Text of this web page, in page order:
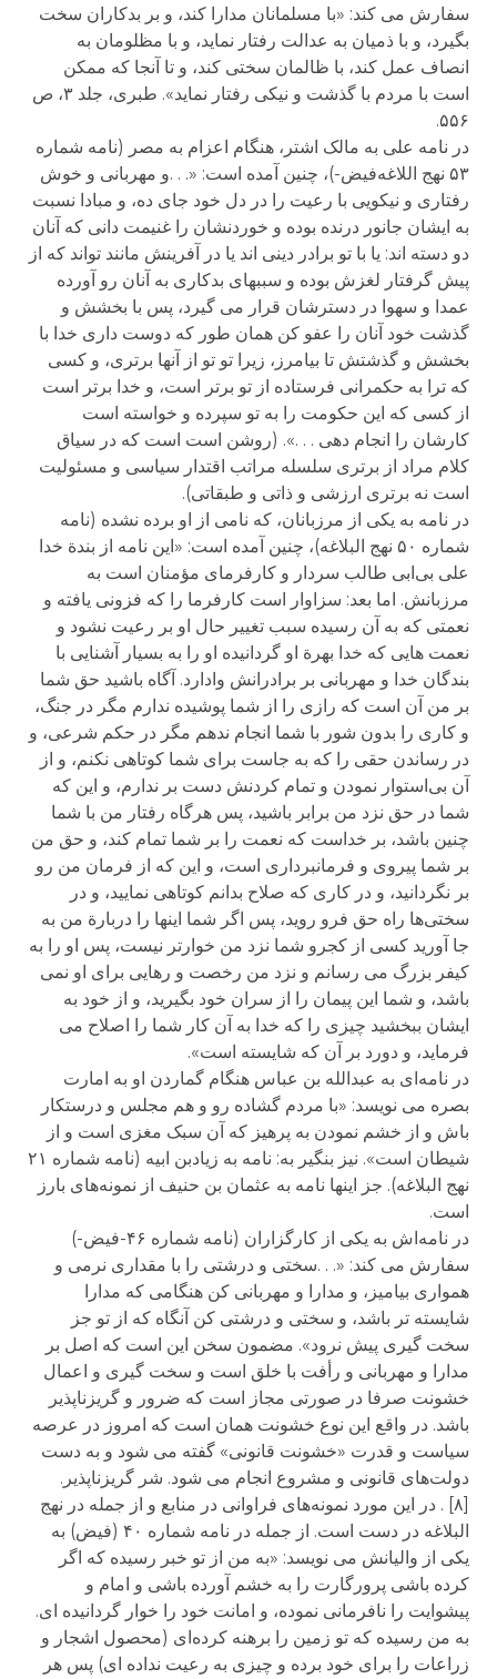
سفارش می کند: «با مسلمانان مدارا کند، و بر بدکاران سخت
بگیرد، و با ذمیان به عدالت رفتار نماید، و با مظلومان به
انصاف عمل کند، با ظالمان سختی کند، و تا آنجا که ممکن
است با مردم با گذشت و نیکی رفتار نماید». طبری، جلد ۳، ص
۵۵۶.
در نامه علی به مالک اشتر، هنگام اعزام به مصر (نامه شماره
۵۳ نهج اللاغه‌فیض-)، چنین آمده است: «. . .و مهربانی و خوش
رفتاری و نیکویی با رعیت را در دل خود جای ده، و مبادا نسبت
به ایشان جانور درنده بوده و خوردنشان را غنیمت دانی که آنان
دو دسته اند: یا با تو برادر دینی اند یا در آفرینش مانند تواند که از
پیش گرفتار لغزش بوده و سببهای بدکاری به آنان رو آورده
عمدا و سهوا در دسترشان قرار می گیرد، پس با بخشش و
گذشت خود آنان را عفو کن همان طور که دوست داری خدا با
بخشش و گذشتش تا بیامرز، زیرا تو تو از آنها برتری، و کسی
که ترا به حکمرانی فرستاده از تو برتر است، و خدا برتر است
از کسی که این حکومت را به تو سپرده و خواسته است
کارشان را انجام دهی . . .». (روشن است است که در سیاق
کلام مراد از برتری سلسله مراتب اقتدار سیاسی و مسئولیت
است نه برتری ارزشی و ذاتی و طبقاتی).
در نامه به یکی از مرزبانان، که نامی از او برده نشده (نامه
شماره ۵۰ نهج البلاغه)، چنین آمده است: «این نامه از بندة خدا
علی بی‌ابی طالب سردار و کارفرمای مؤمنان است به
مرزبانش. اما بعد: سزاوار است کارفرما را که فزونی یافته و
نعمتی که به آن رسیده سبب تغییر حال او بر رعیت نشود و
نعمت هایی که خدا بهرة او گردانیده او را به بسیار آشنایی با
بندگان خدا و مهربانی بر برادرانش وادارد. آگاه باشید حق شما
بر من آن است که رازی را از شما پوشیده ندارم مگر در جنگ،
و کاری را بدون شور با شما انجام ندهم مگر در حکم شرعی، و
در رساندن حقی را که به جاست برای شما کوتاهی نکنم، و از
آن بی‌استوار نمودن و تمام کردنش دست بر ندارم، و این که
شما در حق نزد من برابر باشید، پس هرگاه رفتار من با شما
چنین باشد، بر خداست که نعمت را بر شما تمام کند، و حق من
بر شما پیروی و فرمانبرداری است، و این که از فرمان من رو
بر نگردانید، و در کاری که صلاح بدانم کوتاهی نمایید، و در
سختی‌ها راه حق فرو روید، پس اگر شما اینها را دربارة من به
جا آورید کسی از کجرو شما نزد من خوارتر نیست، پس او را به
کیفر بزرگ می رسانم و نزد من رخصت و رهایی برای او نمی
باشد، و شما این پیمان را از سران خود بگیرید، و از خود به
ایشان ببخشید چیزی را که خدا به آن کار شما را اصلاح می
فرماید، و دورد بر آن که شایسته است».
در نامه‌ای به عبدالله بن عباس هنگام گماردن او به امارت
بصره می نویسد: «با مردم گشاده رو و هم مجلس و درستکار
باش و از خشم نمودن به پرهیز که آن سبک مغزی است و از
شیطان است». نیز بنگیر به: نامه به زیادبن ابیه (نامه شماره ۲۱
نهج البلاغه). جز اینها نامه به عثمان بن حنیف از نمونه‌های بارز
است.
در نامه‌اش به یکی از کارگزاران (نامه شماره ۴۶-فیض-)
سفارش می کند: «. . .سختی و درشتی را با مقداری نرمی و
همواری بیامیز، و مدارا و مهربانی کن هنگامی که مدارا
شایسته تر باشد، و سختی و درشتی کن آنگاه که از تو جز
سخت گیری پیش نرود». مضمون سخن این است که اصل بر
مدارا و مهربانی و رأفت با خلق است و سخت گیری و اعمال
خشونت صرفا در صورتی مجاز است که ضرور و گریزناپذیر
باشد. در واقع این نوع خشونت همان است که امروز در عرصه
سیاست و قدرت «خشونت قانونی» گفته می شود و به دست
دولت‌های قانونی و مشروع انجام می شود. شر گریزناپذیر.
[۸] . در این مورد نمونه‌های فراوانی در منابع و از جمله در نهج
البلاغه در دست است. از جمله در نامه شماره ۴۰ (فیض) به
یکی از والیانش می نویسد: «به من از تو خبر رسیده که اگر
کرده باشی پرورگارت را به خشم آورده باشی و امام و
پیشوایت را نافرمانی نموده، و امانت خود را خوار گردانیده ای.
به من رسیده که تو زمین را برهنه کرده‌ای (محصول اشجار و
زراعات را برای خود برده و چیزی به رعیت نداده ای) پس هر